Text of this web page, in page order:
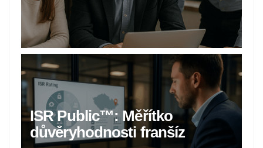
ISR Public™: Měřítko
důvěryhodnosti franšíz